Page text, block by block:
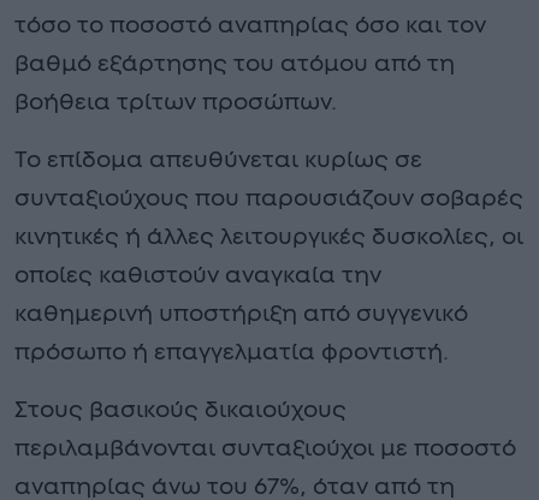
τόσο το ποσοστό αναπηρίας όσο και τον
βαθμό εξάρτησης του ατόμου από τη
βοήθεια τρίτων προσώπων.
Το επίδομα απευθύνεται κυρίως σε
συνταξιούχους που παρουσιάζουν σοβαρές
κινητικές ή άλλες λειτουργικές δυσκολίες, οι
οποίες καθιστούν αναγκαία την
καθημερινή υποστήριξη από συγγενικό
πρόσωπο ή επαγγελματία φροντιστή.
Στους βασικούς δικαιούχους
περιλαμβάνονται συνταξιούχοι με ποσοστό
αναπηρίας άνω του 67%, όταν από τη